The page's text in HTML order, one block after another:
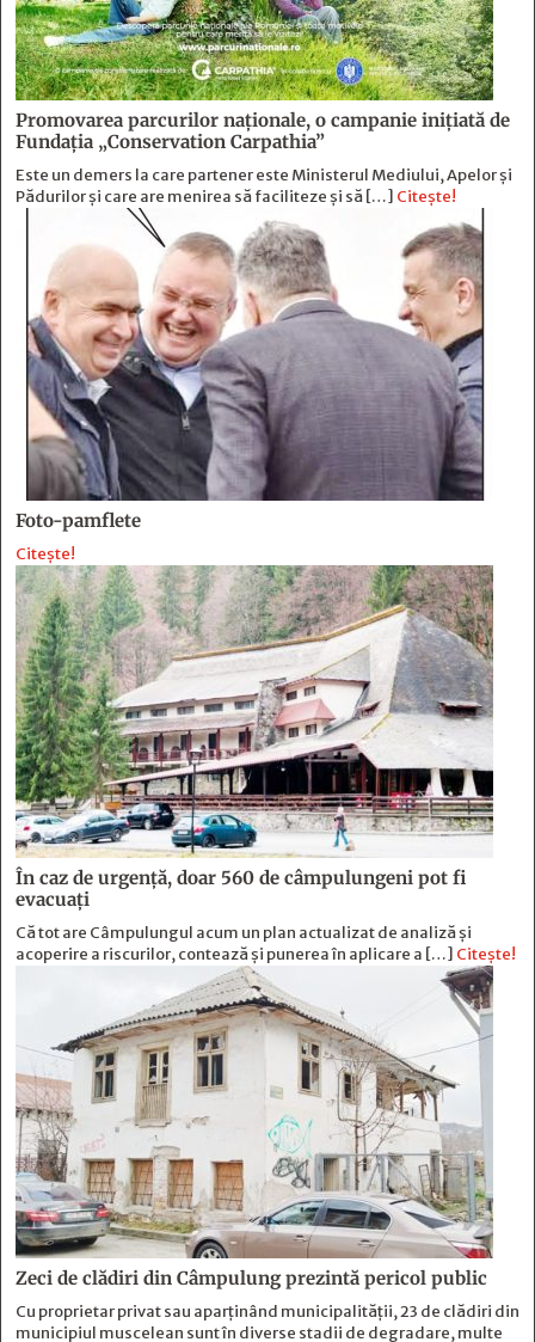
Promovarea parcurilor naționale, o campanie inițiată de
Fundația „Conservation Carpathia”
Este un demers la care partener este Ministerul Mediului, Apelor și
Pădurilor și care are menirea să faciliteze și să […] Citește!
Foto-pamflete
Citește!
În caz de urgență, doar 560 de câmpulungeni pot fi
evacuați
Că tot are Câmpulungul acum un plan actualizat de analiză și
acoperire a riscurilor, contează și punerea în aplicare a […] Citește!
Zeci de clădiri din Câmpulung prezintă pericol public
Cu proprietar privat sau aparținând municipalității, 23 de clădiri din
municipiul muscelean sunt în diverse stadii de degradare, multe